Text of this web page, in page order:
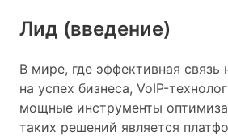
Лид (введение)
В мире, где эффективная связь
на успех бизнеса, VoIP-
мощные инструменты
таких решений является